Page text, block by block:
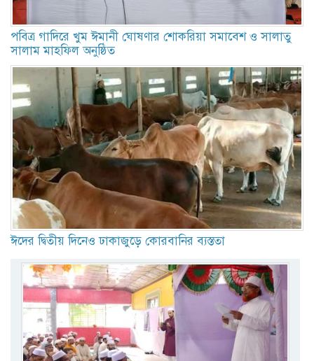
পবিত্র গাদিরে খুম ঈমানী ঘোষণার শোকরিয়া সমাবেশ ও সালাতু
সালাম মাহফিল অনুষ্ঠিত
ঈদের দ্বিতীয় দিনেও ঢাকাজুড়ে কোরবানির ব্যস্ততা